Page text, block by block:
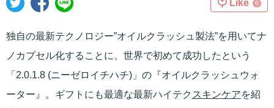
Like 6
独自の最新テクノロジー”オイルクラッシュ製法”を用いてナ
ノカプセル化することに、世界で初めて成功したという
「2.0.1.8 (ニーゼロイチハチ)」の『オイルクラッシュウォ
ーター』。ギフトにも最適な最新ハイテク スキンケアを紹